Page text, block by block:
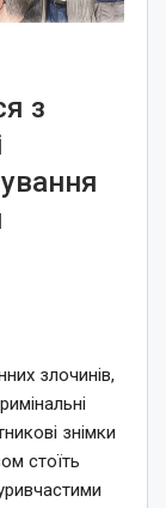
з
злочинів,
знімки
стоїть